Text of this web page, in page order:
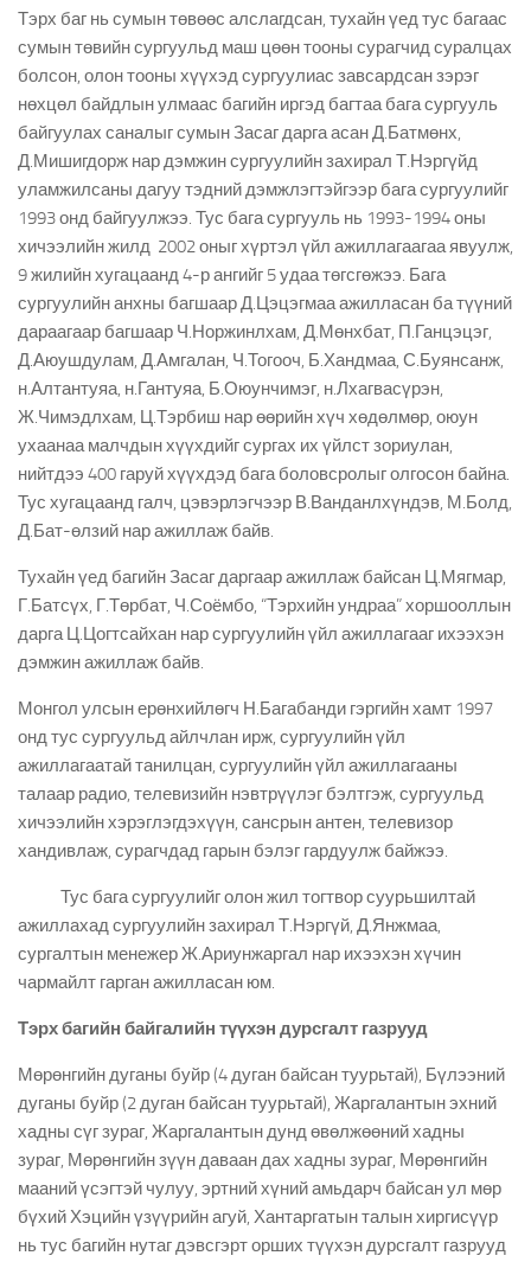
Тэрх баг нь сумын төвөөс алслагдсан, тухайн үед тус багаас
сумын төвийн сургуульд маш цөөн тооны сурагчид суралцах
болсон, олон тооны хүүхэд сургуулиас завсардсан зэрэг
нөхцөл байдлын улмаас багийн иргэд багтаа бага сургууль
байгуулах саналыг сумын Засаг дарга асан Д.Батмөнх,
Д.Мишигдорж нар дэмжин сургуулийн захирал Т.Нэргүйд
уламжилсаны дагуу тэдний дэмжлэгтэйгээр бага сургуулийг
1993 онд байгуулжээ. Тус бага сургууль нь 1993-1994 оны
хичээлийн жилд 2002 оныг хүртэл үйл ажиллагаагаа явуулж,
9 жилийн хугацаанд 4-р ангийг 5 удаа төгсгөжээ. Бага
сургуулийн анхны багшаар Д.Цэцэгмаа ажилласан ба түүний
дараагаар багшаар Ч.Норжинлхам, Д.Мөнхбат, П.Ганцэцэг,
Д.Аюушдулам, Д.Амгалан, Ч.Тогооч, Б.Хандмаа, С.Буянсанж,
н.Алтантуяа, н.Гантуяа, Б.Оюунчимэг, н.Лхагвасүрэн,
Ж.Чимэдлхам, Ц.Тэрбиш нар өөрийн хүч хөдөлмөр, оюун
ухаанаа малчдын хүүхдийг сургах их үйлст зориулан,
нийтдээ 400 гаруй хүүхдэд бага боловсролыг олгосон байна.
Тус хугацаанд галч, цэвэрлэгчээр В.Ванданлхүндэв, М.Болд,
Д.Бат-өлзий нар ажиллаж байв.
Тухайн үед багийн Засаг даргаар ажиллаж байсан Ц.Мягмар,
Г.Батсүх, Г.Төрбат, Ч.Соёмбо, “Тэрхийн ундраа” хоршооллын
дарга Ц.Цогтсайхан нар сургуулийн үйл ажиллагааг ихээхэн
дэмжин ажиллаж байв.
Монгол улсын ерөнхийлөгч Н.Багабанди гэргийн хамт 1997
онд тус сургуульд айлчлан ирж, сургуулийн үйл
ажиллагаатай танилцан, сургуулийн үйл ажиллагааны
талаар радио, телевизийн нэвтрүүлэг бэлтгэж, сургуульд
хичээлийн хэрэглэгдэхүүн, сансрын антен, телевизор
хандивлаж, сурагчдад гарын бэлэг гардуулж байжээ.
Тус бага сургуулийг олон жил тогтвор суурьшилтай
ажиллахад сургуулийн захирал Т.Нэргүй, Д.Янжмаа,
сургалтын менежер Ж.Ариунжаргал нар ихээхэн хүчин
чармайлт гарган ажилласан юм.
Тэрх багийн байгалийн түүхэн дурсгалт газрууд
Мөрөнгийн дуганы буйр (4 дуган байсан туурьтай), Бүлээний
дуганы буйр (2 дуган байсан туурьтай), Жаргалантын эхний
хадны сүг зураг, Жаргалантын дунд өвөлжөөний хадны
зураг, Мөрөнгийн зүүн даваан дах хадны зураг, Мөрөнгийн
мааний үсэгтэй чулуу, эртний хүний амьдарч байсан ул мөр
бүхий Хэцийн үзүүрийн агуй, Хантаргатын талын хиргисүүр
нь тус багийн нутаг дэвсгэрт орших түүхэн дурсгалт газрууд